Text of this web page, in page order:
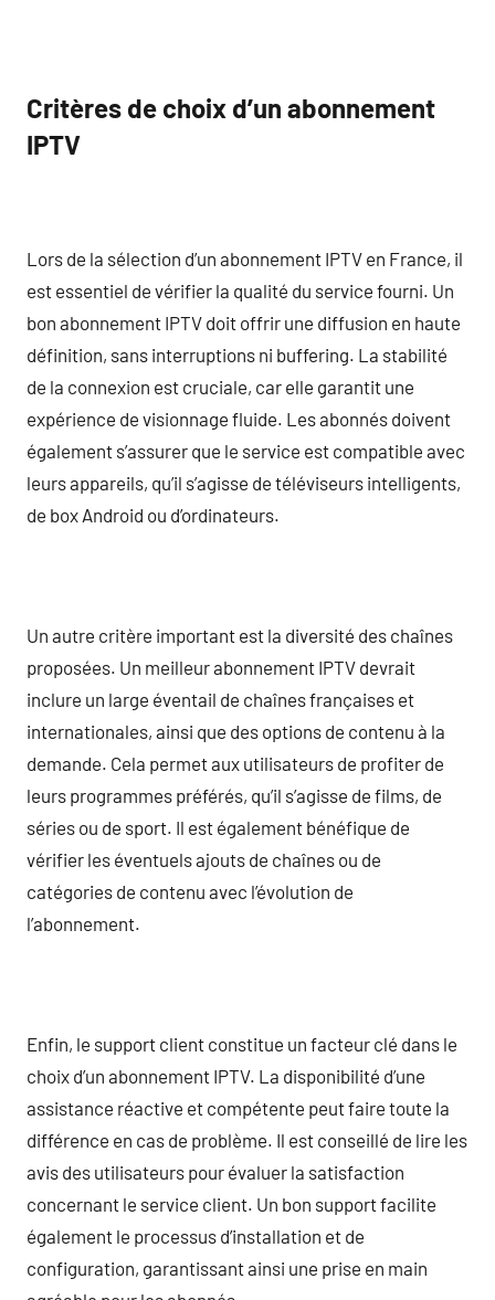
Critères de choix d’un abonnement
IPTV
Lors de la sélection d’un abonnement IPTV en France, il
est essentiel de vérifier la qualité du service fourni. Un
bon abonnement IPTV doit offrir une diffusion en haute
définition, sans interruptions ni buffering. La stabilité
de la connexion est cruciale, car elle garantit une
expérience de visionnage fluide. Les abonnés doivent
également s’assurer que le service est compatible avec
leurs appareils, qu’il s’agisse de téléviseurs intelligents,
de box Android ou d’ordinateurs.
Un autre critère important est la diversité des chaînes
proposées. Un meilleur abonnement IPTV devrait
inclure un large éventail de chaînes françaises et
internationales, ainsi que des options de contenu à la
demande. Cela permet aux utilisateurs de profiter de
leurs programmes préférés, qu’il s’agisse de films, de
séries ou de sport. Il est également bénéfique de
vérifier les éventuels ajouts de chaînes ou de
catégories de contenu avec l’évolution de
l’abonnement.
Enfin, le support client constitue un facteur clé dans le
choix d’un abonnement IPTV. La disponibilité d’une
assistance réactive et compétente peut faire toute la
différence en cas de problème. Il est conseillé de lire les
avis des utilisateurs pour évaluer la satisfaction
concernant le service client. Un bon support facilite
également le processus d’installation et de
configuration, garantissant ainsi une prise en main